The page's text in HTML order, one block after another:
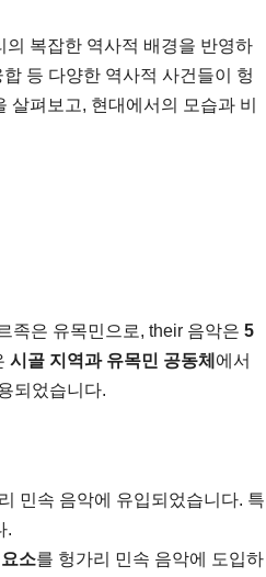
복잡한 역사적 배경을 반영하
등 다양한 역사적 사건들이 헝
펴보고, 현대에서의 모습과 비
족은 유목민으로, their 음악은 5
시골 지역과 유목민 공동체 에서
되었습니다.
민속 음악에 유입되었습니다. 특
.
소를 헝가리 민속 음악에 도입하